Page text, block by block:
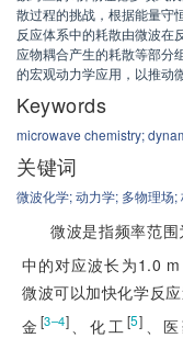
散过程的挑战，根据能量守
反应体系中的耗散由微波在
应物耦合产生的耗散等部分
的宏观动力学应用，以推动
Keywords
microwave chemistry;
关键词
微波化学;动力学; 多物理场;
微波是指频率范
中的对应波长为1.0
微波可以加快化学反
金 [3–4]、化工 [5] 、